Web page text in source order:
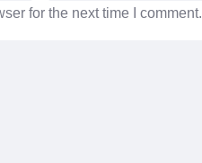
for the next time I comment.